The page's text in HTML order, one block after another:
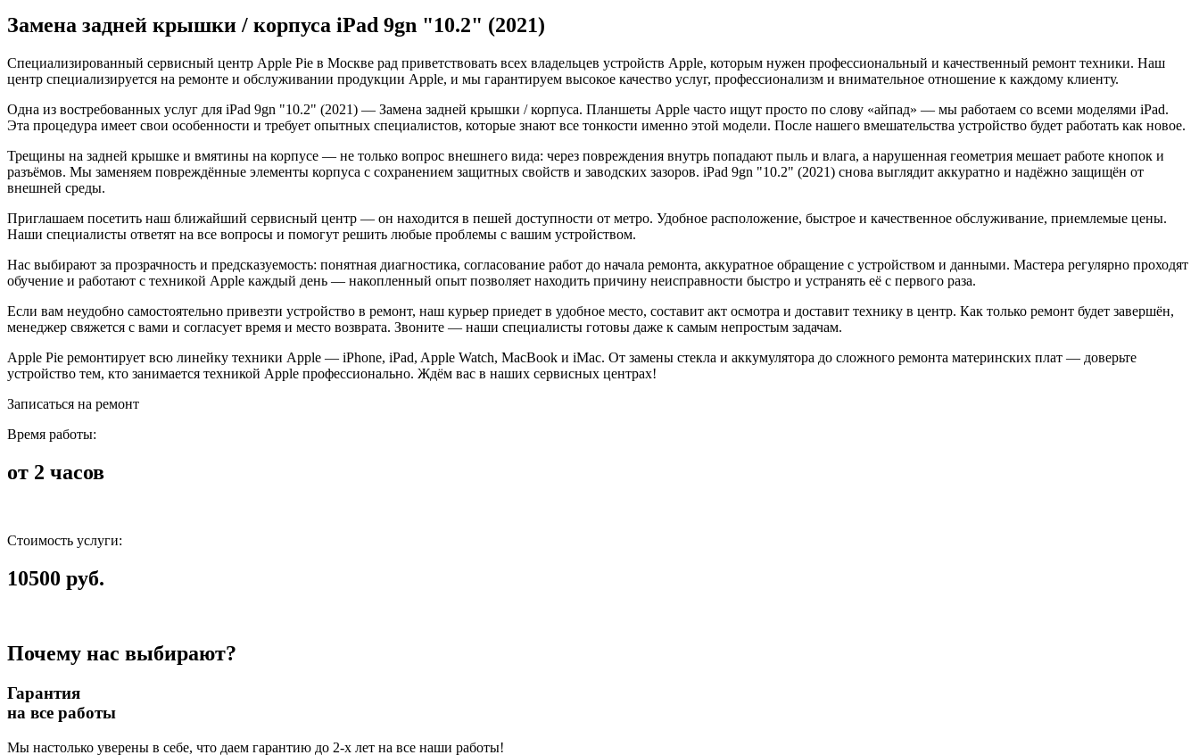
Замена задней крышки / корпуса iPad 9gn "10.2" (2021)
Специализированный сервисный центр Apple Pie в Москве рад приветствовать всех владельцев устройств Apple, которым нужен профессиональный и качественный ремонт техники. Наш
центр специализируется на ремонте и обслуживании продукции Apple, и мы гарантируем высокое качество услуг, профессионализм и внимательное отношение к каждому клиенту.
Одна из востребованных услуг для iPad 9gn "10.2" (2021) — Замена задней крышки / корпуса. Планшеты Apple часто ищут просто по слову «айпад» — мы работаем со всеми моделями iPad.
Эта процедура имеет свои особенности и требует опытных специалистов, которые знают все тонкости именно этой модели. После нашего вмешательства устройство будет работать как новое.
Трещины на задней крышке и вмятины на корпусе — не только вопрос внешнего вида: через повреждения внутрь попадают пыль и влага, а нарушенная геометрия мешает работе кнопок и
разъёмов. Мы заменяем повреждённые элементы корпуса с сохранением защитных свойств и заводских зазоров. iPad 9gn "10.2" (2021) снова выглядит аккуратно и надёжно защищён от
внешней среды.
Приглашаем посетить наш ближайший сервисный центр — он находится в пешей доступности от метро. Удобное расположение, быстрое и качественное обслуживание, приемлемые цены.
Наши специалисты ответят на все вопросы и помогут решить любые проблемы с вашим устройством.
Нас выбирают за прозрачность и предсказуемость: понятная диагностика, согласование работ до начала ремонта, аккуратное обращение с устройством и данными. Мастера регулярно проходят
обучение и работают с техникой Apple каждый день — накопленный опыт позволяет находить причину неисправности быстро и устранять её с первого раза.
Если вам неудобно самостоятельно привезти устройство в ремонт, наш курьер приедет в удобное место, составит акт осмотра и доставит технику в центр. Как только ремонт будет завершён,
менеджер свяжется с вами и согласует время и место возврата. Звоните — наши специалисты готовы даже к самым непростым задачам.
Apple Pie ремонтирует всю линейку техники Apple — iPhone, iPad, Apple Watch, MacBook и iMac. От замены стекла и аккумулятора до сложного ремонта материнских плат — доверьте
устройство тем, кто занимается техникой Apple профессионально. Ждём вас в наших сервисных центрах!
Записаться на ремонт
Время работы:
от 2 часов
Стоимость услуги:
10500 руб.
Почему нас выбирают?
Гарантия
на все работы
Мы настолько уверены в себе, что даем гарантию до 2-х лет на все наши работы!